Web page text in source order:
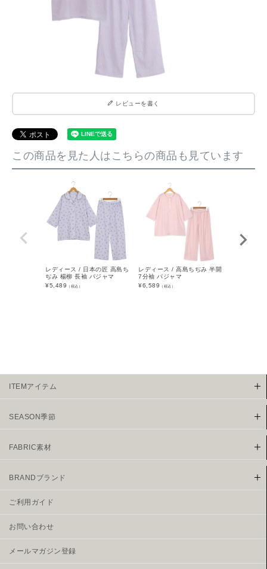
レビューを書く
この商品を見た人はこちらの商品も見ています
レディース / 日本の匠 高島ち
ぢみ 楊柳 長袖 パジャマ
¥5,489 （税込）
レディース / 高島ちぢみ 半開
7分袖 パジャマ
¥6,589 （税込）
ITEMアイテム
SEASON季節
FABRIC素材
BRANDブランド
ご利用ガイド
お問い合わせ
メールマガジン登録